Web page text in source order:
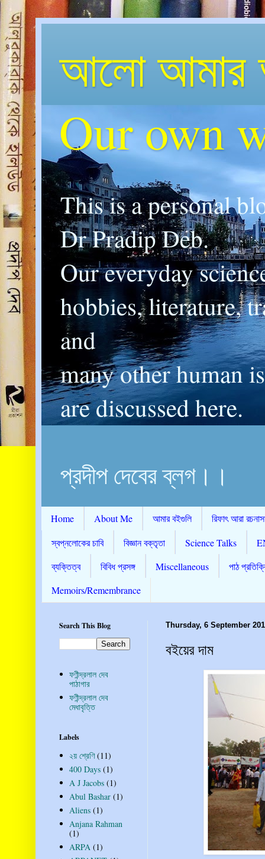
আলো আমার
Our own
This is a personal
Dr Pradip Deb.
Our everyday
hobbies, literature,
and
many other human
are discussed here.
প্রদীপ দেবের ব্লগ।।
Home About Me আমার বইগুলি
রিফাৎ আরা
স্বপ্নলোকের চাবি
বিজ্ঞান বক্তৃতা Science Talks
ব্যক্তিত্ব
বিবিধ প্রসঙ্গ Miscellaneous
পাঠ
Memoirs/Remembrance
Thursday, 6 September
বইয়ের দাম
Search This Blog
ফণীন্দ্রলাল দেব
পাঠাগার
ফণীন্দ্রলাল দেব
মেধাবৃত্তি
Labels
২য় শ্রেণি (11)
400 Days (1)
A J Jacobs (1)
Abul Bashar (1)
Aliens (1)
Anjana Rahman
(1)
ARPA (1)